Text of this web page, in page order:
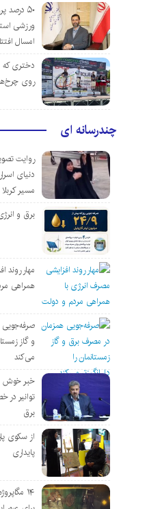
۵۰ درصد
ورزشی
امسال
دختری که
روی
چندرسانه ای
روایت
دنیای
مسیر کربلا
برق و
مهار روند
همراهی
و گاز
می‌کند
خبر خوش
توانیر
برق
از سکوی
پایداری
۱۴